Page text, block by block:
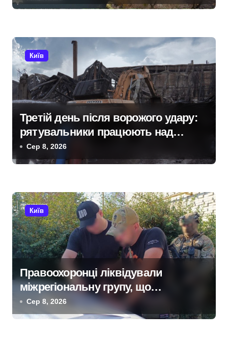
с
і
в
«Вербне»
Київ
Третій день після ворожого удару:
рятувальники працюють над
наслідками масованої атаки в
Київському регіоні
Сер 8, 2026
Київ
Правоохоронці ліквідували
міжрегіональну групу, що
займалася вивезенням дезертирів
з військових частин Київщини та
Сер 8, 2026